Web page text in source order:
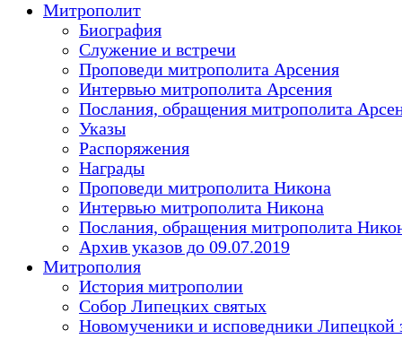
Митрополит
Биография
Служение и встречи
Проповеди митрополита Арсения
Интервью митрополита Арсения
Послания, обращения митрополита
Указы
Распоряжения
Награды
Проповеди митрополита Никона
Интервью митрополита Никона
Послания, обращения митрополита
Архив указов до 09.07.2019
Митрополия
История митрополии
Собор Липецких святых
Новомученики и исповедники Липецкой